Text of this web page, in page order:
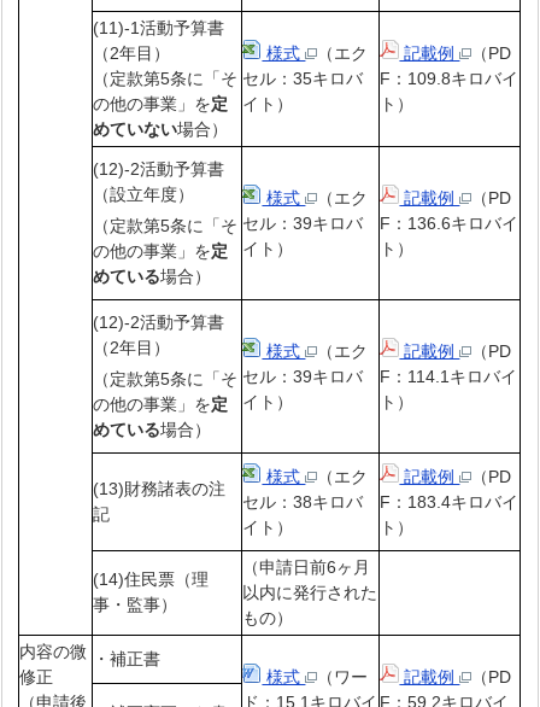
(11)-1活動予算書
（2年目）
（定款第5条に「そ
の他の事業」を定
めていない場合）
様式
（エク
セル：35キロバ
イト）
記載例
（PD
F：109.8キロバイ
ト）
(12)-2活動予算書
（設立年度）
（定款第5条に「そ
の他の事業」を定
めている場合）
様式
（エク
セル：39キロバ
イト）
記載例
（PD
F：136.6キロバイ
ト）
(12)-2活動予算書
（2年目）
（定款第5条に「そ
の他の事業」を定
めている場合）
様式
（エク
セル：39キロバ
イト）
記載例
（PD
F：114.1キロバイ
ト）
(13)財務諸表の注
記
様式
（エク
セル：38キロバ
イト）
記載例
（PD
F：183.4キロバイ
ト）
(14)住民票（理
事・監事）
（申請日前6ヶ月
以内に発行された
もの）
内容の微
修正
（申請後
・補正書
様式
（ワー
ド：15.1キロバイ
記載例
（PD
F：59.2キロバイ